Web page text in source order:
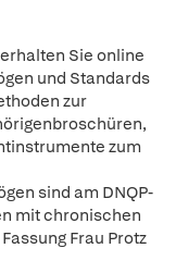
Sie online
und Standards
zur
zum
sind am DNQP-
mit chronischen
Frau Protz